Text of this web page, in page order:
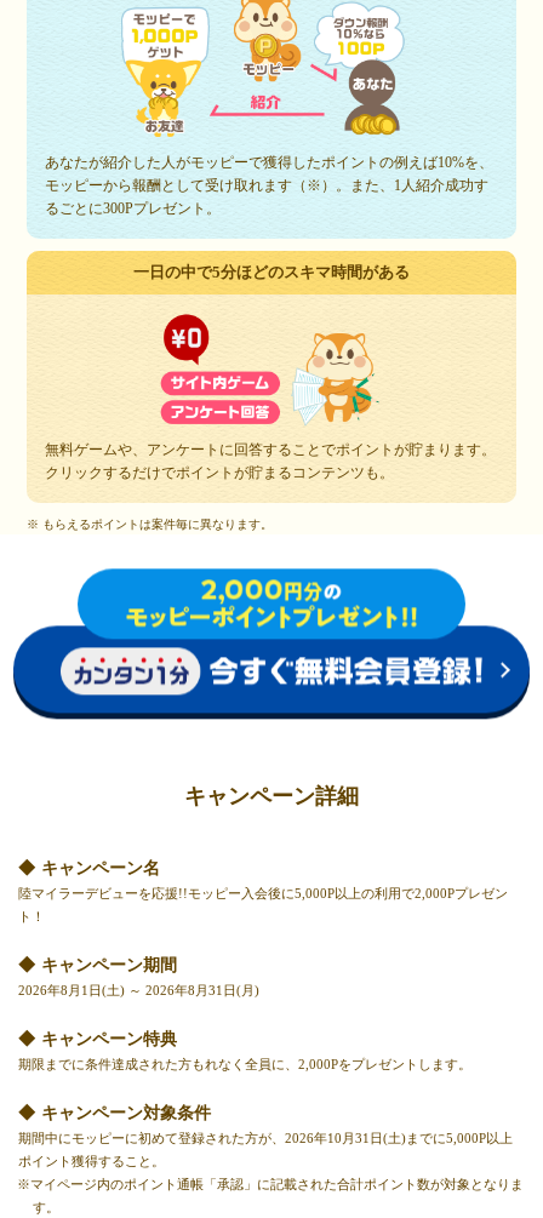
あなたが紹介した人がモッピーで獲得したポイントの例えば10%を、
モッピーから報酬として受け取れます（※）。また、1人紹介成功す
るごとに300Pプレゼント。
一日の中で5分ほどのスキマ時間がある
無料ゲームや、アンケートに回答することでポイントが貯まります。
クリックするだけでポイントが貯まるコンテンツも。
※ もらえるポイントは案件毎に異なります。
キャンペーン詳細
キャンペーン名
陸マイラーデビューを応援!!モッピー入会後に5,000P以上の利用で2,000Pプレゼン
ト！
キャンペーン期間
2026年8月1日(土) ～ 2026年8月31日(月)
キャンペーン特典
期限までに条件達成された方もれなく全員に、2,000Pをプレゼントします。
キャンペーン対象条件
期間中にモッピーに初めて登録された方が、2026年10月31日(土)までに5,000P以上
ポイント獲得すること。
※マイページ内のポイント通帳「承認」に記載された合計ポイント数が対象となりま
す。